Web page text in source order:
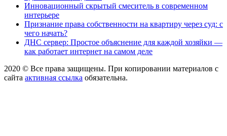
Инновационный скрытый смеситель в современном
интерьере
Признание права собственности на квартиру через суд: с
чего начать?
ДНС сервер: Простое объяснение для каждой хозяйки —
как работает интернет на самом деле
2020 © Все права защищены. При копировании материалов с
сайта активная ссылка обязательна.